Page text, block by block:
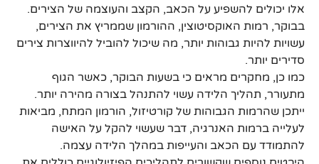
אלו יכולים להשפיע על הכאב, הקצב והעוצמה של הצירים.
בבוקר, רמות האוקסיטוצין, ההורמון שממריץ את הצירים,
עשויות להיות גבוהות יותר, מה שיכול להוביל להיווצרות צירים
סדירים יותר.
כמו כן, מחקרים מראים כי בשעות הבוקר, כאשר הגוף
מתעורר, תהליך הלידה עשוי להתנהל בצורה מהירה יותר.
ייתכן שהרמות הגבוהות של קורטיזול, הורמון המתח, מביאות
לעלייה ברמות האנרגיה, דבר שעשוי להקל על האישה
להתמודד עם הכאב והעייפות במהלך הלידה עצמה.